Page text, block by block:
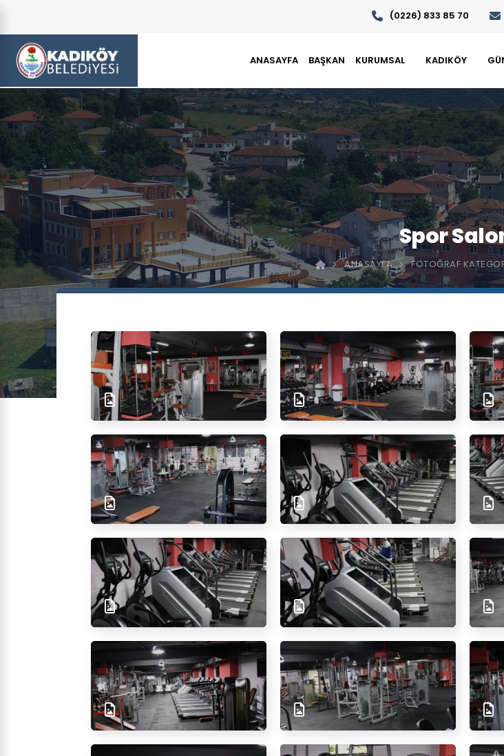
(0226) 833 85 70
ANASAYFA BAŞKAN KURUMSAL KADIKÖY
Spor
ANASAYFA FOTOĞRAF